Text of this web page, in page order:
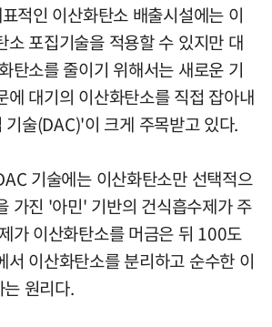
적인 이산화탄소 배출시설에는 이
소 포집기술을 적용할 수 있지만 대
탄소를 줄이기 위해서는 새로운 기
에 대기의 이산화탄소를 직접 잡아내
술(DAC)'이 크게 주목받고 있다.
기술에는 이산화탄소만 선택적으
가진 '아민' 기반의 건식흡수제가 주
가 이산화탄소를 머금은 뒤 100도
서 이산화탄소를 분리하고 순수한 이
원리다.